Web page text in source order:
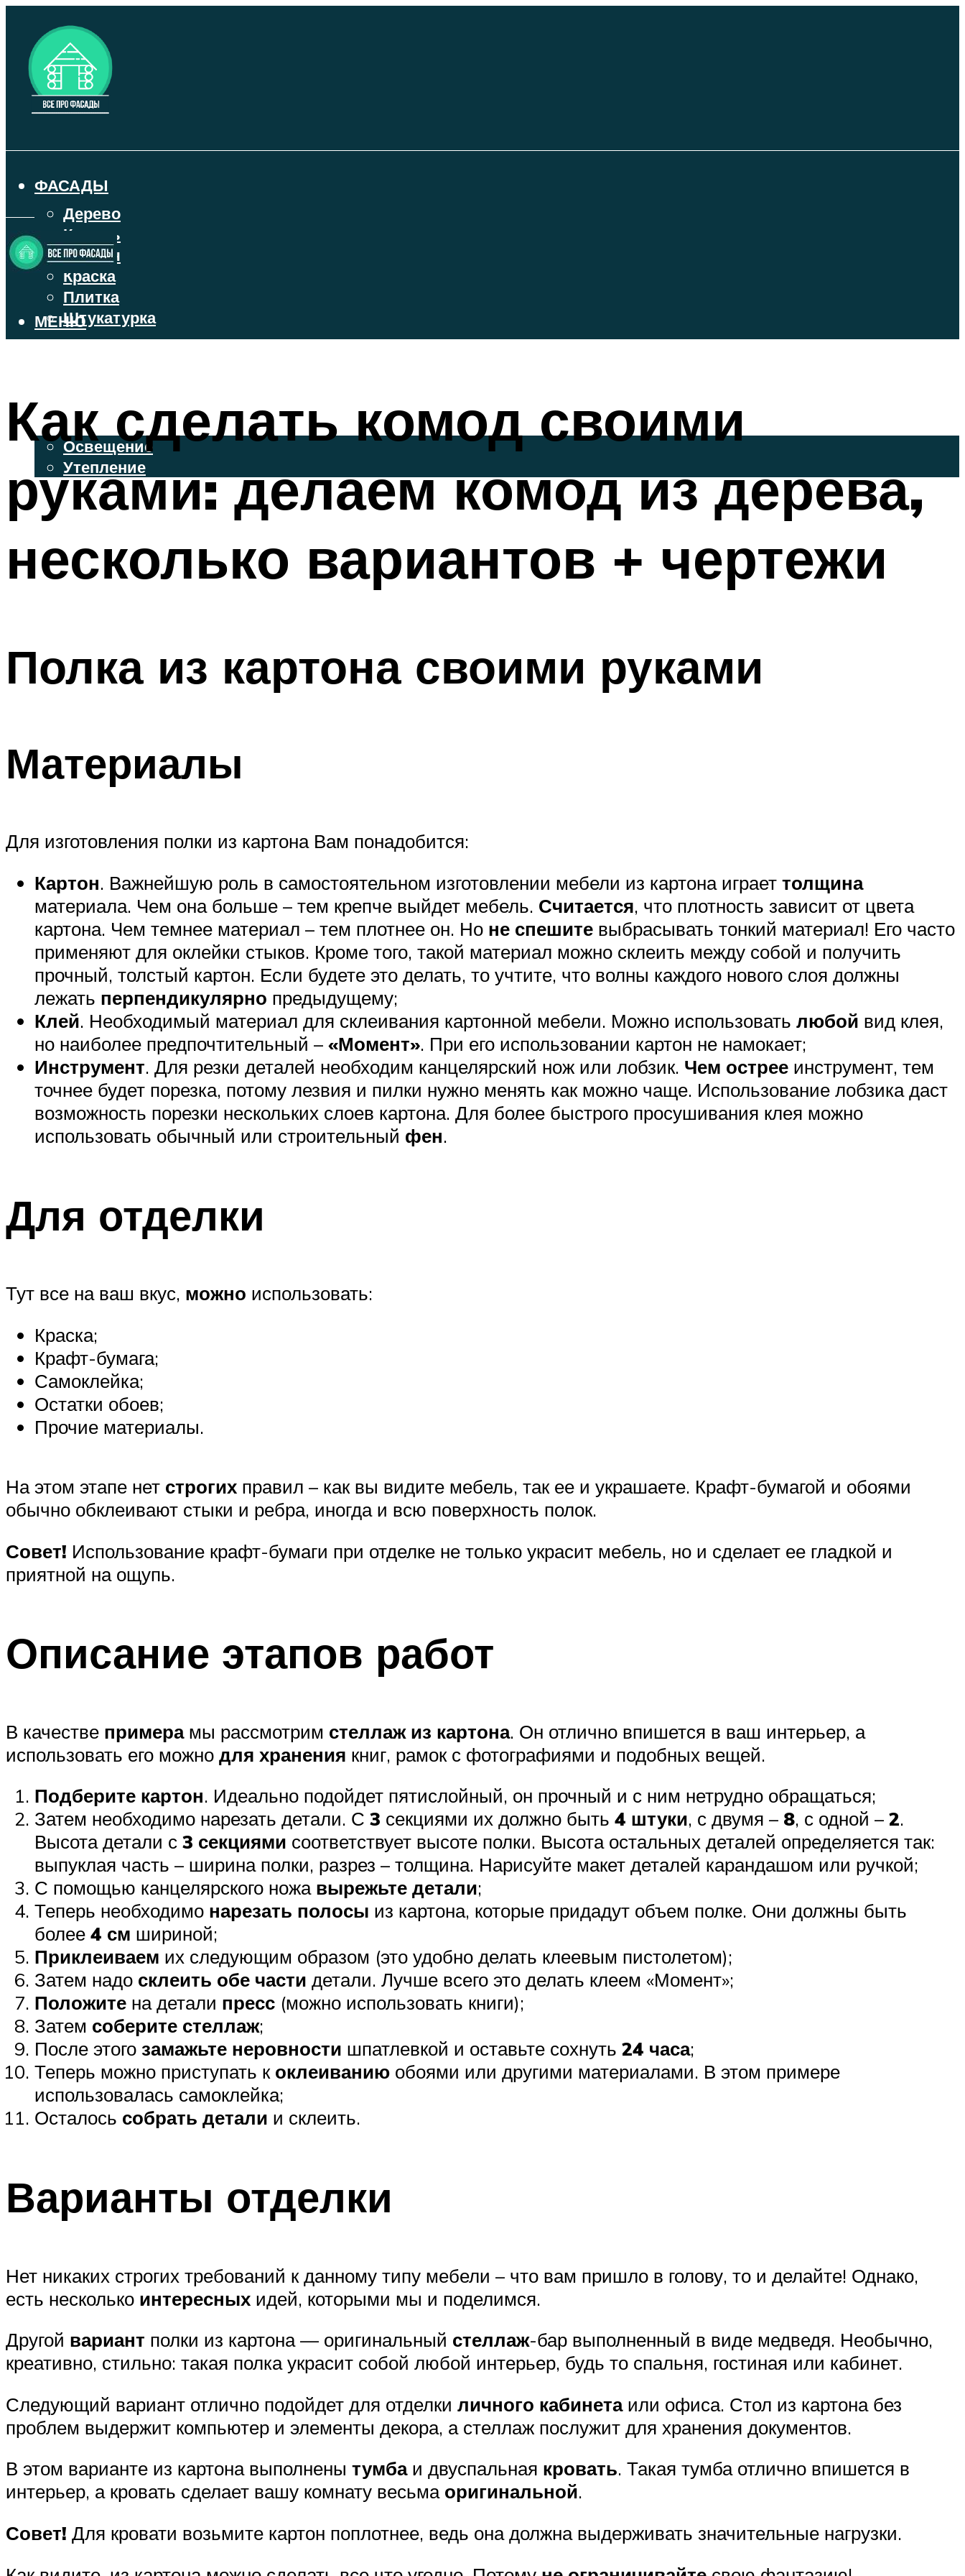
ФАСАДЫ
Дерево
Камень
Кирпич
Краска
Плитка
Штукатурка
ВЕНТИЛИРУЕМЫЕ ФАСАДЫ
ОСВЕЩЕНИЕ И УТЕПЛЕНИЕ
Освещение
Утепление
ДЕКОР
МЕНЮ
МЕНЮ
Как сделать комод своими
руками: делаем комод из дерева,
несколько вариантов + чертежи
Полка из картона своими руками
Материалы
Для изготовления полки из картона Вам понадобится:
Картон. Важнейшую роль в самостоятельном изготовлении мебели из картона играет толщина
материала. Чем она больше – тем крепче выйдет мебель. Считается, что плотность зависит от цвета
картона. Чем темнее материал – тем плотнее он. Но не спешите выбрасывать тонкий материал! Его часто
применяют для оклейки стыков. Кроме того, такой материал можно склеить между собой и получить
прочный, толстый картон. Если будете это делать, то учтите, что волны каждого нового слоя должны
лежать перпендикулярно предыдущему;
Клей. Необходимый материал для склеивания картонной мебели. Можно использовать любой вид клея,
но наиболее предпочтительный – «Момент». При его использовании картон не намокает;
Инструмент. Для резки деталей необходим канцелярский нож или лобзик. Чем острее инструмент, тем
точнее будет порезка, потому лезвия и пилки нужно менять как можно чаще. Использование лобзика даст
возможность порезки нескольких слоев картона. Для более быстрого просушивания клея можно
использовать обычный или строительный фен.
Для отделки
Тут все на ваш вкус, можно использовать:
Краска;
Крафт-бумага;
Самоклейка;
Остатки обоев;
Прочие материалы.
На этом этапе нет строгих правил – как вы видите мебель, так ее и украшаете. Крафт-бумагой и обоями
обычно обклеивают стыки и ребра, иногда и всю поверхность полок.
Совет! Использование крафт-бумаги при отделке не только украсит мебель, но и сделает ее гладкой и
приятной на ощупь.
Описание этапов работ
В качестве примерамы рассмотрим стеллаж из картона. Он отлично впишется в ваш интерьер, а
использовать его можно для хранения книг, рамок с фотографиями и подобных вещей.
Подберите картон. Идеально подойдет пятислойный, он прочный и с ним нетрудно обращаться;
Затем необходимо нарезать детали. С 3 секциями их должно быть 4 штуки, с двумя – 8, с одной – 2.
Высота детали с 3 секциями соответствует высоте полки. Высота остальных деталей определяется так:
выпуклая часть – ширина полки, разрез – толщина. Нарисуйте макет деталей карандашом или ручкой;
С помощью канцелярского ножа вырежьте детали;
Теперь необходимо нарезать полосы из картона, которые придадут объем полке. Они должны быть
более 4 см шириной;
Приклеиваем их следующим образом (это удобно делать клеевым пистолетом);
Затем надо склеить обе части детали. Лучше всего это делать клеем «Момент»;
Положите на детали пресс (можно использовать книги);
Затем соберите стеллаж;
После этого замажьте неровности шпатлевкой и оставьте сохнуть 24 часа;
Теперь можно приступать к оклеиванию обоями или другими материалами. В этом примере
использовалась самоклейка;
Осталось собрать детали и склеить.
Варианты отделки
Нет никаких строгих требований к данному типу мебели – что вам пришло в голову, то и делайте! Однако,
есть несколько интересных идей, которыми мы и поделимся.
Другой вариант полки из картона — оригинальный стеллаж-бар выполненный в виде медведя. Необычно,
креативно, стильно: такая полка украсит собой любой интерьер, будь то спальня, гостиная или кабинет.
Следующий вариант отлично подойдет для отделки личного кабинетаили офиса. Стол из картона без
проблем выдержит компьютер и элементы декора, а стеллаж послужит для хранения документов.
В этом варианте из картона выполнены тумбаи двуспальная кровать. Такая тумба отлично впишется в
интерьер, а кровать сделает вашу комнату весьма оригинальной.
Совет! Для кровати возьмите картон поплотнее, ведь она должна выдерживать значительные нагрузки.